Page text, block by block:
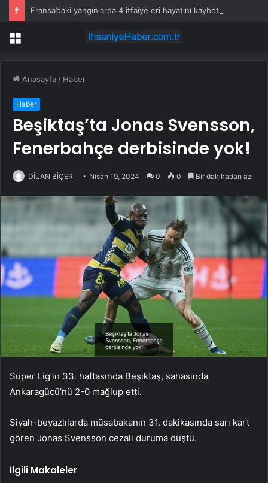
Fransa’daki yangınlarda 4 itfaiye eri hayatını kaybetti
Menü
Anasayfa / Haber
Haber
Beşiktaş’ta Jonas Svensson,
Fenerbahçe derbisinde yok!
DİLAN BİÇER Nisan 19, 2024 0 0 Bir dakikadan az
Süper Lig’in 33. haftasında Beşiktaş, sahasında
Ankaragücü’nü 2-0 mağlup etti.
Siyah-beyazlılarda müsabakanın 31. dakikasında sarı kart
gören Jonas Svensson cezalı duruma düştü.
İlgili Makaleler